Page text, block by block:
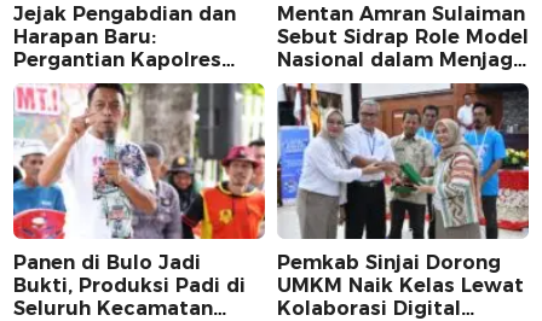
Jejak Pengabdian dan
Harapan Baru:
Pergantian Kapolres
Sidrap dalam Perspektif
Karier Dua Perwira
Mentan Amran Sulaiman
Sebut Sidrap Role Model
Nasional dalam Menjaga
Stabilitas Harga Telur
Panen di Bulo Jadi
Bukti, Produksi Padi di
Seluruh Kecamatan
Pemkab Sinjai Dorong
UMKM Naik Kelas Lewat
Kolaborasi Digital